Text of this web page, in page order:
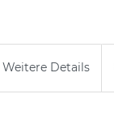
Weitere Details